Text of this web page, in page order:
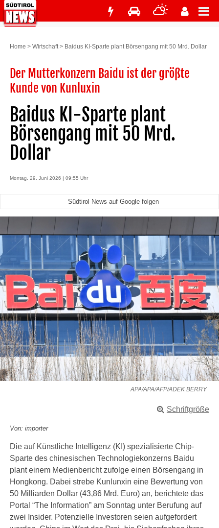
Home > Wirtschaft> Baidus KI-Sparte plant Börsengang mit 50 Mrd. Dollar
Der Mutterkonzern Baidu ist der größte
Kunde von Kunluxin
Baidus KI-Sparte plant
Börsengang mit 50 Mrd.
Dollar
Montag, 29. Juni 2026 | 09:55 Uhr
Südtirol News auf Google folgen
APA/APA/AFP/ADEK BERRY
Schriftgröße
Von: importer
Die auf Künstliche Intelligenz (KI) spezialisierte Chip-
Sparte des chinesischen Technologiekonzerns Baidu
plant einem Medienbericht zufolge einen Börsengang in
Hongkong. Dabei strebe Kunlunxin eine Bewertung von
50 Milliarden Dollar (43,86 Mrd. Euro) an, berichtete das
Portal “The Information” am Sonntag unter Berufung auf
zwei Insider. Potenzielle Investoren seien aufgefordert